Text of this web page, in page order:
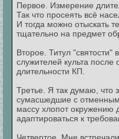
Первое. Измерение
Так что просеять всё
И тогда можно отыскать
тщательно на предмет
Второе. Титул
служителей культа
длительности КП.
Третье. Я так думаю, что
сумасшедшие с
массу хлопот окружению
адаптироваться к